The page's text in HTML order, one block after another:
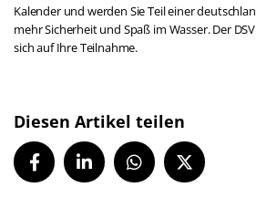
Kalender und werden Sie Teil einer
mehr Sicherheit und Spaß im Wasser. Der
sich auf Ihre Teilnahme.
Diesen Artikel teilen